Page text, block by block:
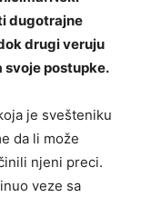
dugotrajne
drugi veruju
postupke.
je svešteniku
da li može
njeni preci.
veze sa